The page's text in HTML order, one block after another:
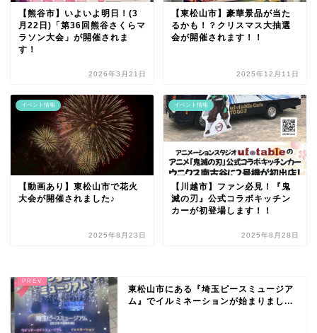
【熊谷市】いよいよ明日！(3
月22日)「第36回熊谷さくらマ
ラソン大会」が開催されま
す！
2026年3月21日
【東松山市】豪華景品が当た
るかも！？クリスマス大抽選
会が開催されます！！
2025年12月11日
イベント情報
【動画あり】東松山市で花火
大会が開催されました♪
2025年8月23日
イベント情報
【川越市】ファン必見！『鬼
滅の刃』公式コラボキッチン
カーが初登場します！！
2025年8月28日
東松山市にある『​埼玉ピースミュージア
ム』でイルミネーションが始まりまし...